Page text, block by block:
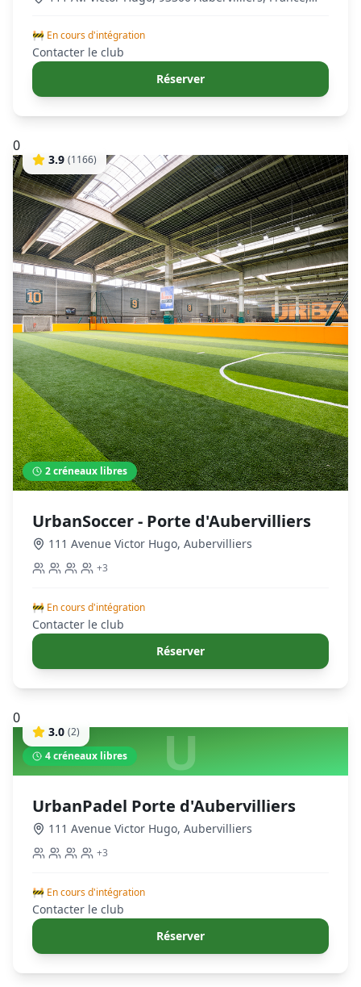
🚧 En cours d'intégration
Contacter le club
Réserver
0
3.9 (1166)
2créneaux libres
UrbanSoccer - Porte d'Aubervilliers
111 Avenue Victor Hugo, Aubervilliers
+3
🚧 En cours d'intégration
Contacter le club
Réserver
0
U
3.0 (2)
4créneaux libres
UrbanPadel Porte d'Aubervilliers
111 Avenue Victor Hugo, Aubervilliers
+3
🚧 En cours d'intégration
Contacter le club
Réserver